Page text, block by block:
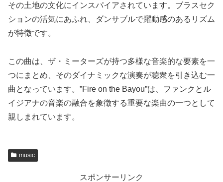
その土地の文化にインスパイアされています。ブラスセク
ションの活気にあふれ、ダンサブルで躍動感のあるリズム
が特徴です。
この曲は、ザ・ミーターズが持つ多様な音楽的な要素を一
つにまとめ、そのダイナミックな演奏が聴衆を引き込む一
曲となっています。”Fire on the Bayou”は、ファンクとル
イジアナの音楽の融合を象徴する重要な楽曲の一つとして
親しまれています。
music
スポンサーリンク